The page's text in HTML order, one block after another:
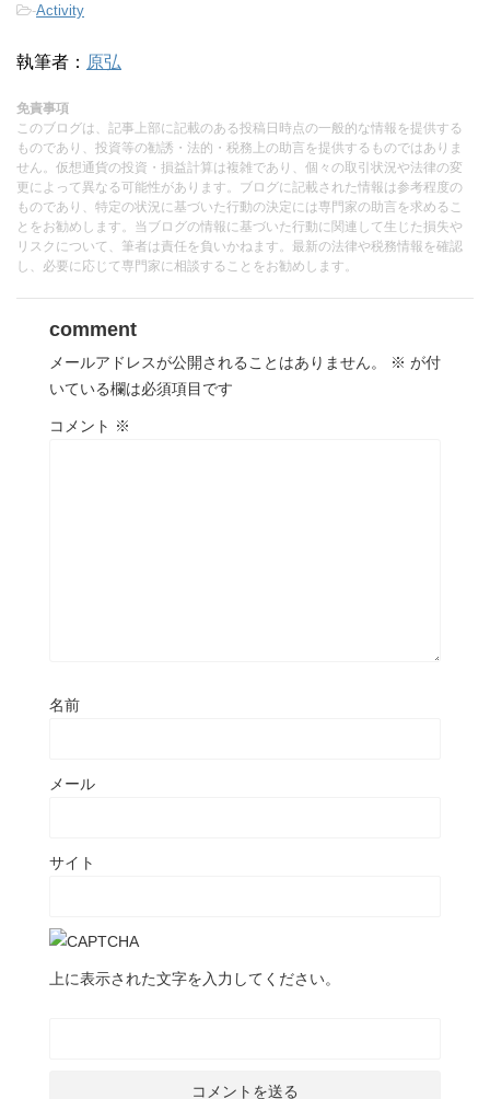
-Activity
執筆者： 原弘
免責事項
このブログは、記事上部に記載のある投稿日時点の一般的な情報を提供する
ものであり、投資等の勧誘・法的・税務上の助言を提供するものではありま
せん。仮想通貨の投資・損益計算は複雑であり、個々の取引状況や法律の変
更によって異なる可能性があります。ブログに記載された情報は参考程度の
ものであり、特定の状況に基づいた行動の決定には専門家の助言を求めるこ
とをお勧めします。当ブログの情報に基づいた行動に関連して生じた損失や
リスクについて、筆者は責任を負いかねます。最新の法律や税務情報を確認
し、必要に応じて専門家に相談することをお勧めします。
comment
メールアドレスが公開されることはありません。 ※ が付
いている欄は必須項目です
コメント ※
名前
メール
サイト
上に表示された文字を入力してください。